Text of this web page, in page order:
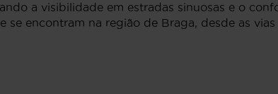
a visibilidade em estradas sinuosas e o
se encontram na região de Braga, desde as vias